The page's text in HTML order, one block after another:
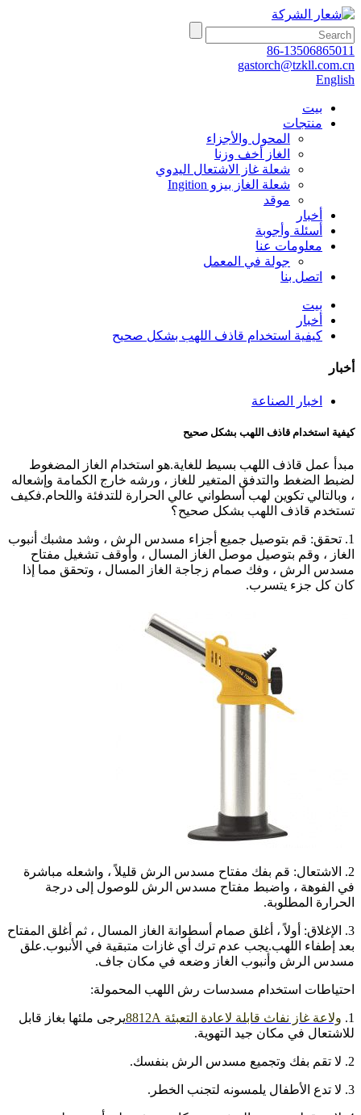
86-13506865011
gastorch@tzkll.com.cn
English
بيت
منتجات
المحول والأجزاء
الغاز أخف وزنا
شعلة غاز الاشتعال اليدوي
شعلة الغاز بيزو Ingition
موقد
أخبار
أسئلة وأجوبة
معلومات عنا
جولة في المعمل
اتصل بنا
بيت
أخبار
كيفية استخدام قاذف اللهب بشكل صحيح
أخبار
اخبار الصناعة
كيفية استخدام قاذف اللهب بشكل صحيح
مبدأ عمل قاذف اللهب بسيط للغاية.هو استخدام الغاز المضغوط
لضبط الضغط والتدفق المتغير للغاز ، ورشه خارج الكمامة وإشعاله
، وبالتالي تكوين لهب أسطواني عالي الحرارة للتدفئة واللحام.فكيف
تستخدم قاذف اللهب بشكل صحيح؟
1. تحقق: قم بتوصيل جميع أجزاء مسدس الرش ، وشد مشبك أنبوب
الغاز ، وقم بتوصيل موصل الغاز المسال ، وأوقف تشغيل مفتاح
مسدس الرش ، وفك صمام زجاجة الغاز المسال ، وتحقق مما إذا
كان كل جزء يتسرب.
2. الاشتعال: قم بفك مفتاح مسدس الرش قليلاً ، واشعله مباشرة
في الفوهة ، واضبط مفتاح مسدس الرش للوصول إلى درجة
الحرارة المطلوبة.
3. الإغلاق: أولاً ، أغلق صمام أسطوانة الغاز المسال ، ثم أغلق المفتاح
بعد إطفاء اللهب.يجب عدم ترك أي غازات متبقية في الأنبوب.علق
مسدس الرش وأنبوب الغاز وضعه في مكان جاف.
احتياطات استخدام مسدسات رش اللهب المحمولة:
1. ولاعة غاز نفاث قابلة لاعادة التعبئة 8812A
يرجى ملئها بغاز قابل
للاشتعال في مكان جيد التهوية.
2. لا تقم بفك وتجميع مسدس الرش بنفسك.
3. لا تدع الأطفال يلمسونه لتجنب الخطر.